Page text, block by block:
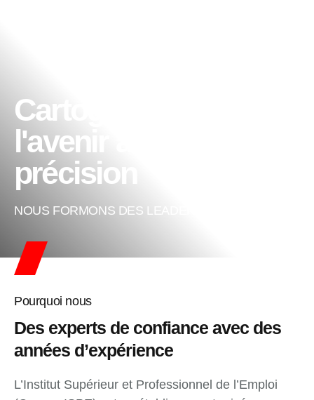
Cartographiez
l'avenir avec
précision
NOUS FORMONS DES LEADERS DE DEMAIN
Pourquoi nous
Des experts de confiance avec des
années d’expérience
L’Institut Supérieur et Professionnel de l’Emploi